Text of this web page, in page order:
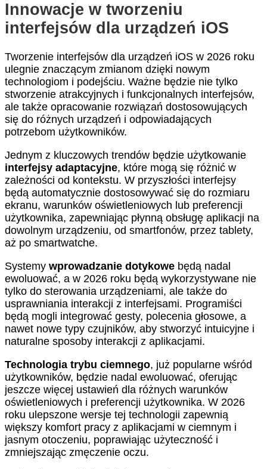
Innowacje w tworzeniu
interfejsów dla urządzeń iOS
Tworzenie interfejsów dla urządzeń iOS w 2026 roku
ulegnie znaczącym zmianom dzięki nowym
technologiom i podejściu. Ważne będzie nie tylko
stworzenie atrakcyjnych i funkcjonalnych interfejsów,
ale także opracowanie rozwiązań dostosowujących
się do różnych urządzeń i odpowiadających
potrzebom użytkowników.
Jednym z kluczowych trendów będzie użytkowanie
interfejsy adaptacyjne, które mogą się różnić w
zależności od kontekstu. W przyszłości interfejsy
będą automatycznie dostosowywać się do rozmiaru
ekranu, warunków oświetleniowych lub preferencji
użytkownika, zapewniając płynną obsługę aplikacji na
dowolnym urządzeniu, od smartfonów, przez tablety,
aż po smartwatche.
Systemy wprowadzanie dotykowe będą nadal
ewoluować, a w 2026 roku będą wykorzystywane nie
tylko do sterowania urządzeniami, ale także do
usprawniania interakcji z interfejsami. Programiści
będą mogli integrować gesty, polecenia głosowe, a
nawet nowe typy czujników, aby stworzyć intuicyjne i
naturalne sposoby interakcji z aplikacjami.
Technologia trybu ciemnego, już popularne wśród
użytkowników, będzie nadal ewoluować, oferując
jeszcze więcej ustawień dla różnych warunków
oświetleniowych i preferencji użytkownika. W 2026
roku ulepszone wersje tej technologii zapewnią
większy komfort pracy z aplikacjami w ciemnym i
jasnym otoczeniu, poprawiając użyteczność i
zmniejszając zmęczenie oczu.